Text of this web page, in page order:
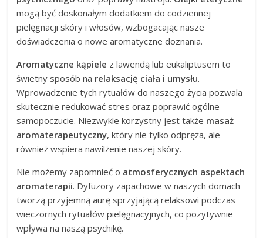
mogą być doskonałym dodatkiem do codziennej
pielęgnacji skóry i włosów, wzbogacając nasze
doświadczenia o nowe aromatyczne doznania.
Aromatyczne kąpiele z lawendą lub eukaliptusem to
świetny sposób na relaksację ciała i umysłu.
Wprowadzenie tych rytuałów do naszego życia pozwala
skutecznie redukować stres oraz poprawić ogólne
samopoczucie. Niezwykle korzystny jest także masaż
aromaterapeutyczny, który nie tylko odpręża, ale
również wspiera nawilżenie naszej skóry.
Nie możemy zapomnieć o atmosferycznych aspektach
aromaterapii. Dyfuzory zapachowe w naszych domach
tworzą przyjemną aurę sprzyjającą relaksowi podczas
wieczornych rytuałów pielęgnacyjnych, co pozytywnie
wpływa na naszą psychikę.